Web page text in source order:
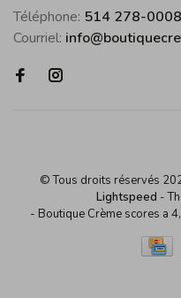
Téléphone: 514 278-0008
Courriel:
© Tous droits réservés
Lightspeed -
- Boutique Crème scores a